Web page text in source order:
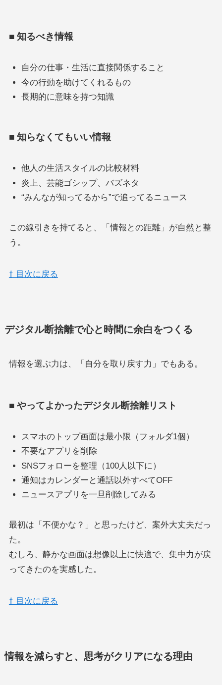
■ 知るべき情報
自分の仕事・生活に直接関係すること
今の行動を助けてくれるもの
長期的に意味を持つ知識
■ 知らなくてもいい情報
他人の生活スタイルの比較材料
炎上、芸能ゴシップ、バズネタ
“みんなが知ってるから”で追ってるニュース
この線引きを持てると、「情報との距離」が自然と整
う。
⇧ 目次に戻る
デジタル断捨離で心と時間に余白をつくる
情報を選ぶ力は、「自分を取り戻す力」でもある。
■ やってよかったデジタル断捨離リスト
スマホのトップ画面は最小限（フォルダ1個）
不要なアプリを削除
SNSフォローを整理（100人以下に）
通知はカレンダーと通話以外すべてOFF
ニュースアプリを一旦削除してみる
最初は「不便かな？」と思ったけど、案外大丈夫だっ
た。
むしろ、静かな画面は想像以上に快適で、集中力が戻
ってきたのを実感した。
⇧ 目次に戻る
情報を減らすと、思考がクリアになる理由